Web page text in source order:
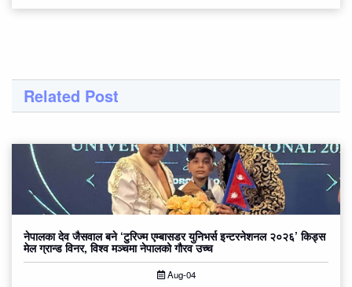
Related Post
नेपालका देव जैसवाल बने ‘टुरिज्म एम्बासडर युनिभर्स इन्टरनेशनल २०२६’ किड्स
मेल ग्रान्ड विनर, विश्व मञ्चमा नेपालको गौरव उच्च
Aug-04